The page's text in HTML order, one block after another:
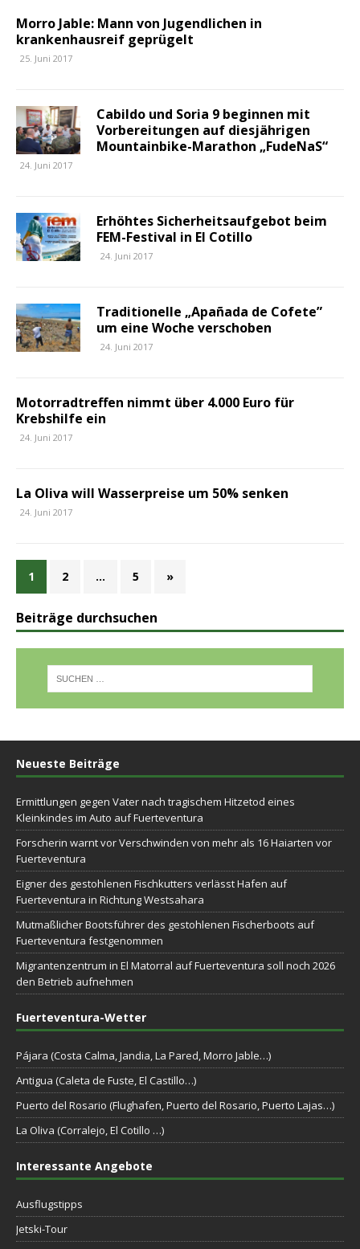
Morro Jable: Mann von Jugendlichen in
krankenhausreif geprügelt
25. Juni 2017
Cabildo und Soria 9 beginnen mit
Vorbereitungen auf diesjährigen
Mountainbike-Marathon „FudeNaS“
24. Juni 2017
Erhöhtes Sicherheitsaufgebot beim
FEM-Festival in El Cotillo
24. Juni 2017
Traditionelle „Apañada de Cofete”
um eine Woche verschoben
24. Juni 2017
Motorradtreffen nimmt über 4.000 Euro für
Krebshilfe ein
24. Juni 2017
La Oliva will Wasserpreise um 50% senken
24. Juni 2017
1 2 … 5 »
Beiträge durchsuchen
Neueste Beiträge
Ermittlungen gegen Vater nach tragischem Hitzetod eines
Kleinkindes im Auto auf Fuerteventura
Forscherin warnt vor Verschwinden von mehr als 16 Haiarten vor
Fuerteventura
Eigner des gestohlenen Fischkutters verlässt Hafen auf
Fuerteventura in Richtung Westsahara
Mutmaßlicher Bootsführer des gestohlenen Fischerboots auf
Fuerteventura festgenommen
Migrantenzentrum in El Matorral auf Fuerteventura soll noch 2026
den Betrieb aufnehmen
Fuerteventura-Wetter
Pájara (Costa Calma, Jandia, La Pared, Morro Jable…)
Antigua (Caleta de Fuste, El Castillo…)
Puerto del Rosario (Flughafen, Puerto del Rosario, Puerto Lajas…)
La Oliva (Corralejo, El Cotillo …)
Interessante Angebote
Ausflugstipps
Jetski-Tour